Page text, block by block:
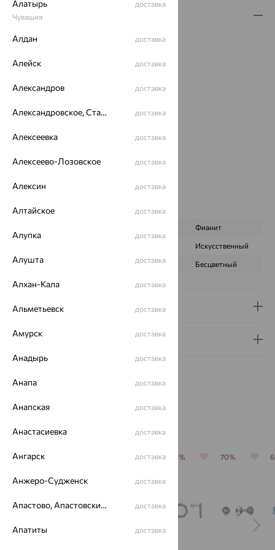
Описание
Вид изделия:
Металл:
Страна происхождения:
РОССИЯ
Вставка:Топаз
Тип серег:без подвесного элемента
Цвет вставки:
Голубой
Характеристика вставки:
Фианит
Искусственный
ЦВЕТ Голубой Бесцветный
Доставка и оплата
Гарантия и возврат
64% 70% 64% 70%
Алатырь
Чувашия
доставка
Алдан доставка
Алейск доставка
Александров доставка
Александровское, Ставропольский край доставка
Алексеевка доставка
Алексеево-Лозовское доставка
Алексин доставка
Алтайское доставка
Алупка доставка
Алушта доставка
Алхан-Кала доставка
Альметьевск доставка
Амурск доставка
Анадырь доставка
Анапа доставка
Анапская доставка
Анастасиевка доставка
Ангарск доставка
Анжеро-Судженск доставка
Апастово, Апастовский район доставка
Апатиты доставка